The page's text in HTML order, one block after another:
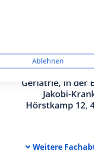
Geriatrie, in der
Jakobi-
Hörstkamp 12,
Weitere
von Werbeanzeigen
Werbung
Werbung
personalisierter Inhalte
Ablehnen